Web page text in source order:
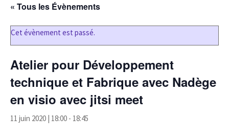
« Tous les Évènements
Cet évènement est passé.
Atelier pour Développement
technique et Fabrique avec Nadège
en visio avec jitsi meet
11 juin 2020 | 18:00 - 18:45